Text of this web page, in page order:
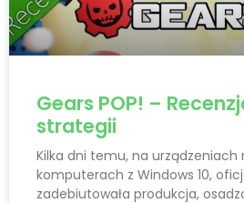
Gears POP! –
strategii
Kilka dni temu, na urządzeniach
komputerach z Windows 10,
zadebiutowała produkcja,